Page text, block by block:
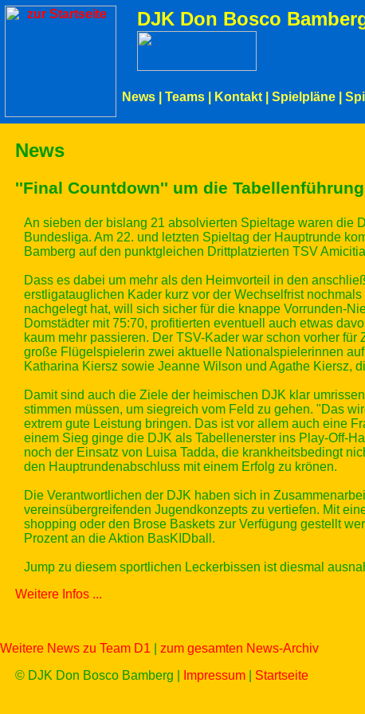
DJK Don Bosco
News Teams Kontakt Spielpläne
News
''Final Countdown'' um die Tabellenführung
An sieben der bislang 21 absolvierten Spieltage waren die
Bundesliga. Am 22. und letzten Spieltag der Hauptrunde
Bamberg auf den punktgleichen Drittplatzierten TSV
Dass es dabei um mehr als den Heimvorteil in den
erstligatauglichen Kader kurz vor der Wechselfrist
nachgelegt hat, will sich sicher für die knappe Vorrunden-
Domstädter mit 75:70, profitierten eventuell auch etwas
kaum mehr passieren. Der TSV-Kader war schon vorher
große Flügelspielerin zwei aktuelle Nationalspielerinnen
Katharina Kiersz sowie Jeanne Wilson und Agathe Kiersz,
Damit sind auch die Ziele der heimischen DJK klar
stimmen müssen, um siegreich vom Feld zu gehen. "Das
extrem gute Leistung bringen. Das ist vor allem auch eine
einem Sieg ginge die DJK als Tabellenerster ins Play-Off-
noch der Einsatz von Luisa Tadda, die krankheitsbedingt
den Hauptrundenabschluss mit einem Erfolg zu krönen.
Die Verantwortlichen der DJK haben sich in
vereinsübergreifenden Jugendkonzepts zu vertiefen. Mit
shopping oder den Brose Baskets zur Verfügung gestellt
Prozent an die Aktion BasKIDball.
Jump zu diesem sportlichen Leckerbissen ist diesmal
Weitere Infos ...
Weitere News zu Team D1
zum gesamten News-Archiv
© DJK Don Bosco Bamberg |
Impressum| Startseite